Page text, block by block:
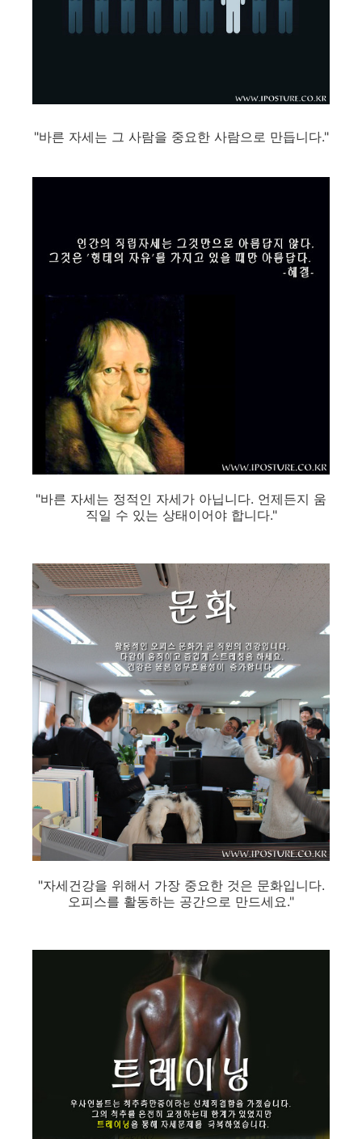
"바른 자세는 그 사람을 중요한 사람으로 만듭니다."
"바른 자세는 정적인 자세가 아닙니다. 언제든지 움
직일 수 있는 상태이어야 합니다."
"자세건강을 위해서 가장 중요한 것은 문화입니다.
오피스를 활동하는 공간으로 만드세요."